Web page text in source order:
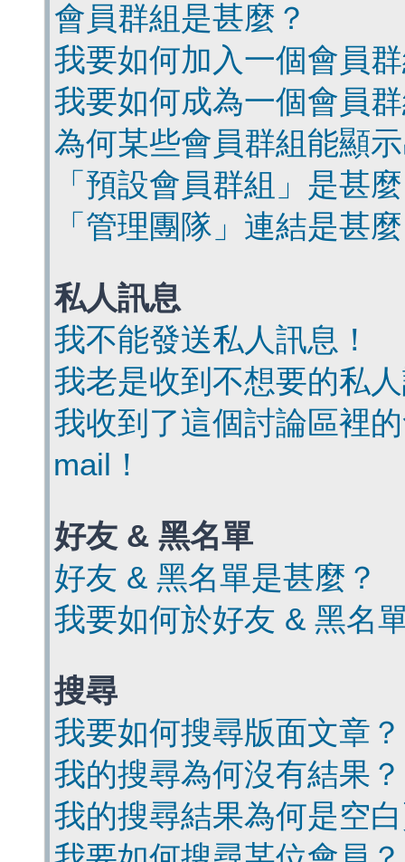
會員群組是甚麼？
我要如何加入一個會員
我要如何成為一個會員
為何某些會員群組能顯
「預設會員群組」是甚
「管理團隊」連結是甚
私人訊息
我不能發送私人訊息！
我老是收到不想要的私
我收到了這個討論區裡
mail！
好友 & 黑名單
好友 & 黑名單是甚麼？
我要如何於好友 & 黑名
搜尋
我要如何搜尋版面文章？
我的搜尋為何沒有結果？
我的搜尋結果為何是空